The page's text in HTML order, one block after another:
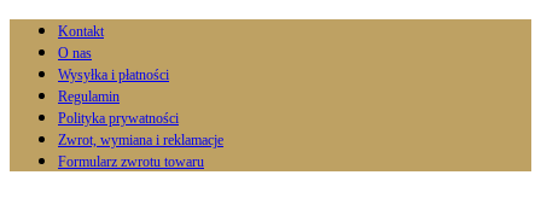
Kontakt
O nas
Wysyłka i płatności
Regulamin
Polityka prywatności
Zwrot, wymiana i reklamacje
Formularz zwrotu towaru